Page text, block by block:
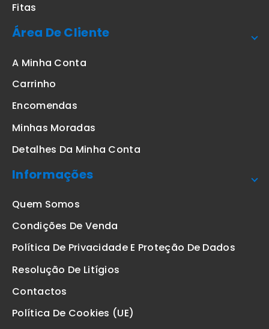
Fitas
Área De Cliente
A Minha Conta
Carrinho
Encomendas
Minhas Moradas
Detalhes Da Minha Conta
Informações
Quem Somos
Condições De Venda
Política De Privacidade E Proteção De Dados
Resolução De Litígios
Contactos
Política De Cookies (UE)